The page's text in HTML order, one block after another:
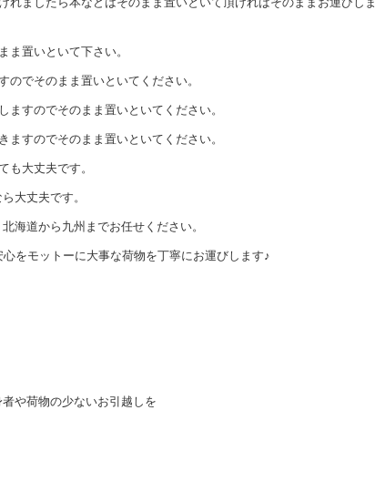
ま置いといて下さい。
でそのまま置いといてください。
すのでそのまま置いといてください。
すのでそのまま置いといてください。
も大丈夫です。
大丈夫です。
海道から九州までお任せください。
をモットーに大事な荷物を丁寧にお運びします♪
や荷物の少ないお引越しを